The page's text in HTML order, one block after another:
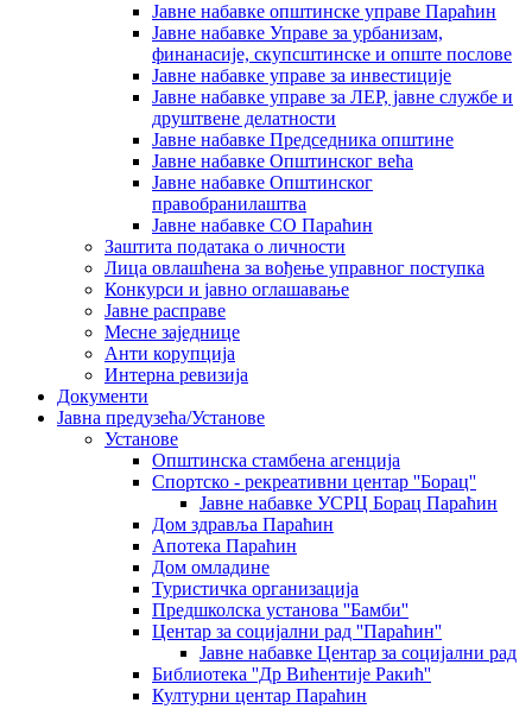
Јавне набавке општинске управе Параћин
Јавне набавке Управе за урбанизам,
финанасије, скупсштинске и опште послове
Јавне набавке управе за инвестиције
Јавне набавке управе за ЛЕР, јавне службе и
друштвене делатности
Јавне набавке Председника општине
Јавне набавке Општинског већа
Јавне набавке Општинског
правобранилаштва
Јавне набавке СО Параћин
Заштита података о личности
Лица овлашћена за вођење управног поступка
Конкурси и јавно оглашавање
Јавне расправе
Месне заједнице
Анти корупција
Интерна ревизија
Документи
Јавна предузећа/Установе
Установе
Општинскa стамбенa агенцијa
Спортско - рекреативни центар ''Борац''
Јавне набавке УСРЦ Борац Параћин
Дом здравља Параћин
Апотека Параћин
Дом омладине
Туристичка организација
Предшколска установа ''Бамби''
Центар за социјални рад ''Параћин''
Јавне набавке Центар за социјални рад
Библиотека ''Др Вићентије Ракић''
Културни центар Параћин